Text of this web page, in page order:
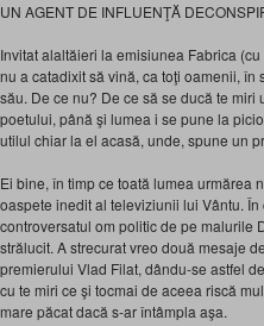
UN AGENT DE INFLUENŢĂ
Invitat alaltăieri la emisiunea Fabrica
nu a catadixit să vină, ca toţi oamenii,
său. De ce nu? De ce să se ducă te
poetului, până şi lumea i se pune la
utilul chiar la el acasă, unde, spune un
Ei bine, în timp ce toată lumea urmărea
oaspete inedit al televiziunii lui Vântu.
controversatul om politic de pe malurile
strălucit. A strecurat vreo două mesaje
premierului Vlad Filat, dându-se astfel
cu te miri ce şi tocmai de aceea riscă
mare păcat dacă s-ar întâmpla aşa.